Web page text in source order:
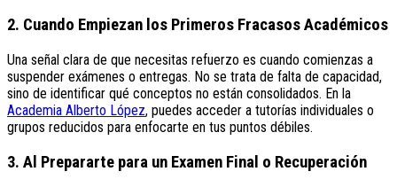
2. Cuando Empiezan los Primeros Fracasos Académicos
Una señal clara de que necesitas refuerzo es cuando comienzas a
suspender exámenes o entregas. No se trata de falta de capacidad,
sino de identificar qué conceptos no están consolidados. En la
Academia Alberto López, puedes acceder a tutorías individuales o
grupos reducidos para enfocarte en tus puntos débiles.
3. Al Prepararte para un Examen Final o Recuperación